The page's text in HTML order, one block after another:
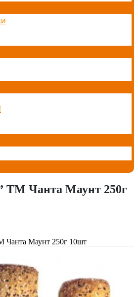
ТМ Чанта Маунт 250г
Чанта Маунт 250г 10шт